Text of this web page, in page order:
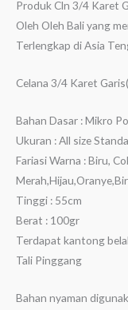
Produk Cln 3/4 Karet
Oleh Oleh Bali yang
Terlengkap di Asia
Celana 3/4 Karet
Bahan Dasar : Mikro
Ukuran : All size
Fariasi Warna : Biru,
Tinggi : 55cm
Berat : 100gr
Terdapat kantong
Tali Pinggang
Bahan nyaman